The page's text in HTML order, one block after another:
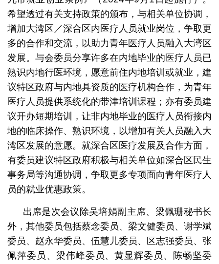
希望透过有关支持政策的颁布，与相关单位协调，
增加大湾区／深合区内医疗人员就业岗位，争取更
多的合作和交流，以助力青年医疗人员融入大湾区
发展。与会委员分享许多在内地毕业的医疗人员已
熟识内地行医环境，愿意前住内地培训或就业，建
议特区政府与内地具资质的医疗机构合作，为青年
医疗人员提供系统化的带津培训课程；亦有委员建
议开办短期培训，让非内地毕业的医疗人员衔接内
地的临床操作、熟识环境，以增加有关人员融入大
湾区发展的意愿。就深合区医疗发展及合作方面，
有委员建议特区政府积极与相关单位如深合区民生
事务局等沟通协调，争取更多专项面向青年医疗人
员的就业优惠政策。
出席是次会议除吴培娟副主席、梁佩珊秘书长
外，其他委员包括蔡念委员、梁文健委员、谢学斌
委员、赵永华委员、伍慧儿委员、区志强委员、张
佩萍委员、梁伟峰委员、黄显辉委员、陈畅坚委